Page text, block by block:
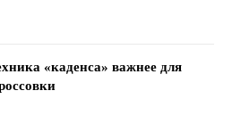
«каденса» важнее для